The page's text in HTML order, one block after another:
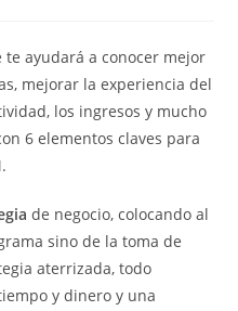
te ayudará a conocer mejor
mejorar la experiencia del
los ingresos y mucho
6 elementos claves para
de negocio, colocando al
sino de la toma de
aterrizada, todo
y dinero y una